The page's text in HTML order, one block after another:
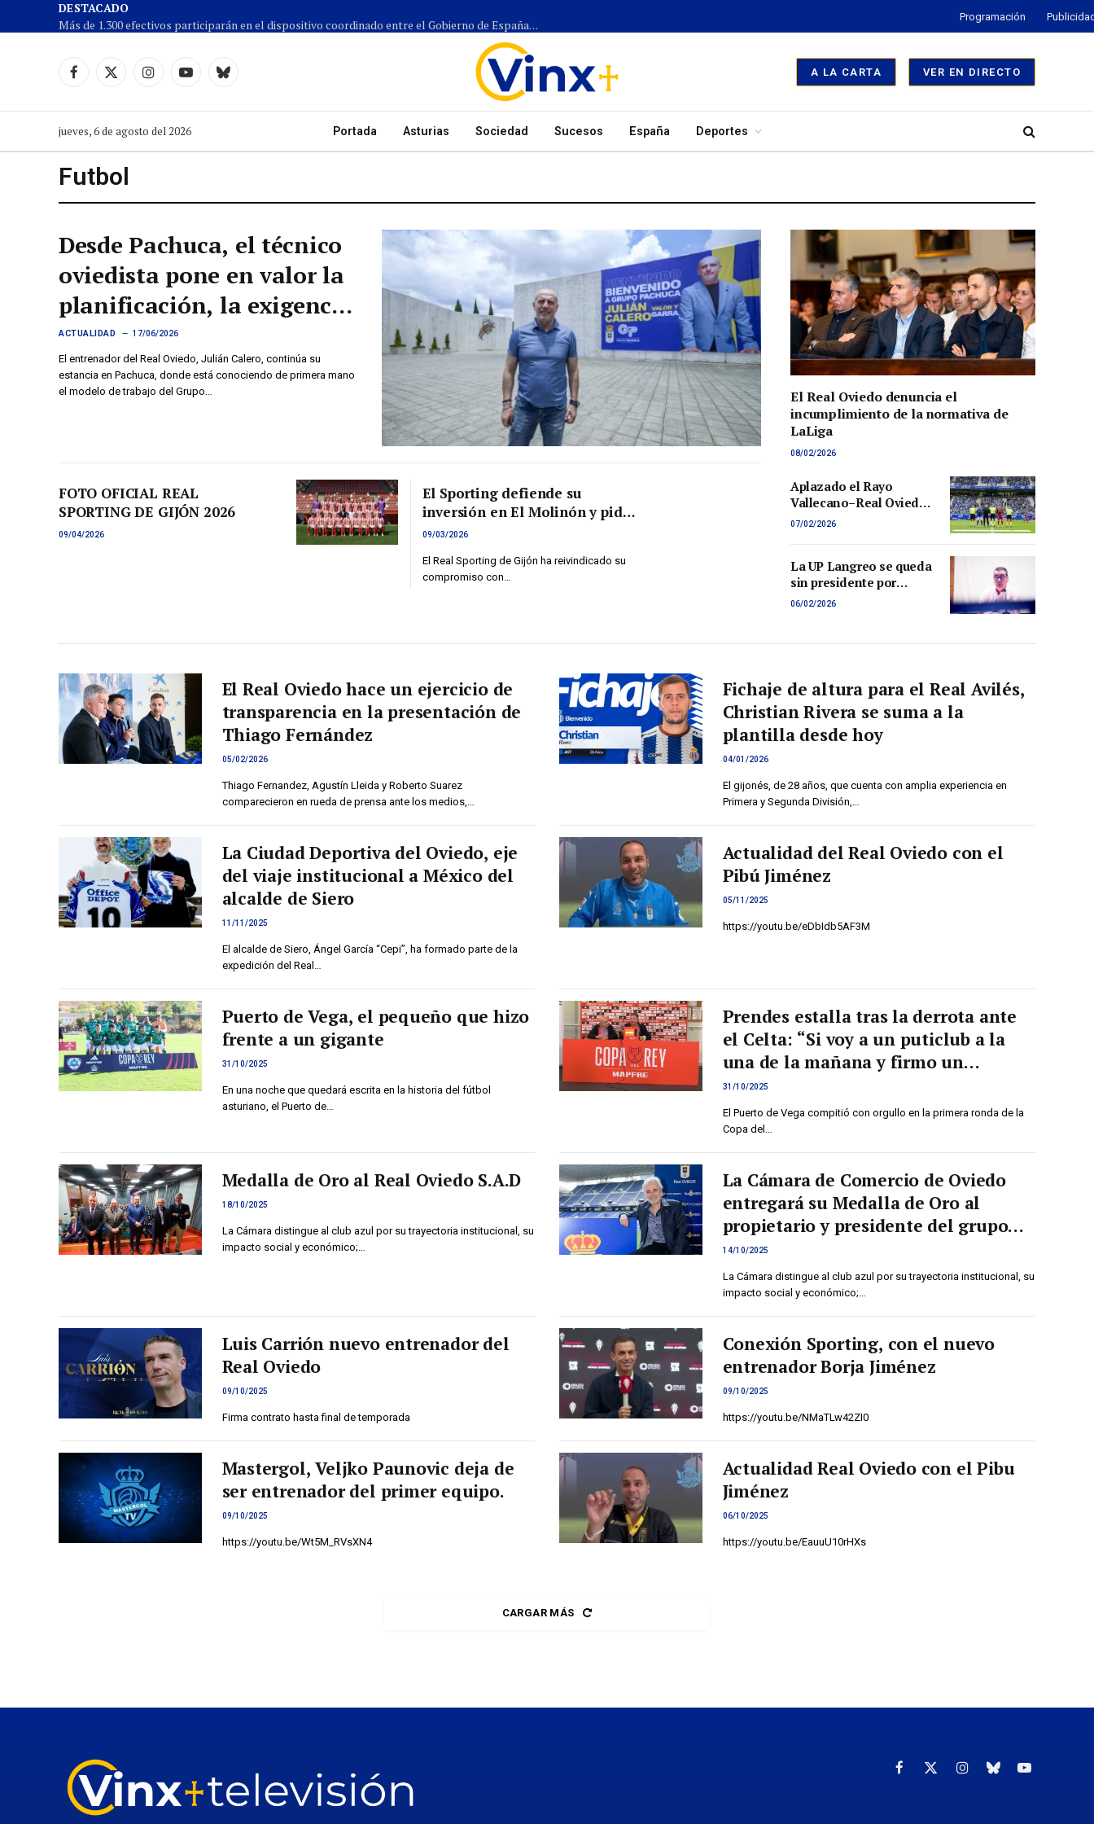
DESTACADO
Más de 1.300 efectivos participarán en el dispositivo coordinado entre el Gobierno de España, el Principado de Asturias y los ayuntamientos para el eclipse del 12 de agosto
Programación
Facebook
X
InstagramYouTubeCielo
A LA CARTA VER EN DIRECTO
jueves, 6 de agosto del 2026 Portada Asturias Sociedad Sucesos España Deportes
Futbol
Desde Pachuca, el técnico
oviedista pone en valor la
planificación, la exigencia
y el sentimiento de
pertenencia como pilares
del nuevo proyecto azul
ACTUALIDAD 17/06/2026
El entrenador del Real Oviedo, Julián Calero, continúa su
estancia en Pachuca, donde está conociendo de primera mano
el modelo de trabajo del Grupo…
FOTO OFICIAL REAL
SPORTING DE GIJÓN 2026
09/04/2026
El Sporting defiende su
inversión en El Molinón y pide
una visión conjunta para el
09/03/2026
El Real Sporting de Gijón ha reivindicado su
compromiso con…
El Real Oviedo denuncia el
incumplimiento de la normativa de
LaLiga
08/02/2026
Aplazado el Rayo
Vallecano–Real Oviedo
por el mal estado del
07/02/2026
La UP Langreo se queda
sin presidente por
motivos de salud
06/02/2026
El Real Oviedo hace un ejercicio de
transparencia en la presentación de
Thiago Fernández
05/02/2026
Thiago Fernandez, Agustín Lleida y Roberto Suarez
comparecieron en rueda de prensa ante los medios,…
Fichaje de altura para el Real Avilés,
Christian Rivera se suma a la
plantilla desde hoy
04/01/2026
El gijonés, de 28 años, que cuenta con amplia experiencia en
Primera y Segunda División,…
La Ciudad Deportiva del Oviedo, eje
del viaje institucional a México del
alcalde de Siero
11/11/2025
El alcalde de Siero, Ángel García “Cepi”, ha formado parte de la
expedición del Real…
Actualidad del Real Oviedo con el
Pibú Jiménez
05/11/2025
https://youtu.be/eDbIdb5AF3M
Puerto de Vega, el pequeño que hizo
frente a un gigante
31/10/2025
En una noche que quedará escrita en la historia del fútbol
asturiano, el Puerto de…
Prendes estalla tras la derrota ante
el Celta: “Si voy a un puticlub a la
una de la mañana y firmo un
contrato, ahí sí tengo la
oportunidad”
31/10/2025
El Puerto de Vega compitió con orgullo en la primera ronda de la
Copa del…
Medalla de Oro al Real Oviedo S.A.D
18/10/2025
La Cámara distingue al club azul por su trayectoria institucional, su
impacto social y económico;…
La Cámara de Comercio de Oviedo
entregará su Medalla de Oro al
propietario y presidente del grupo
Pachuca, Jesús Martínez en
representación del Real Oviedo el
próximo viernes 17 de octubre
14/10/2025
La Cámara distingue al club azul por su trayectoria institucional, su
impacto social y económico;…
Luis Carrión nuevo entrenador del
Real Oviedo
09/10/2025
Firma contrato hasta final de temporada
Conexión Sporting, con el nuevo
entrenador Borja Jiménez
09/10/2025
https://youtu.be/NMaTLw42ZI0
Mastergol, Veljko Paunovic deja de
ser entrenador del primer equipo.
09/10/2025
https://youtu.be/Wt5M_RVsXN4
Actualidad Real Oviedo con el Pibu
Jiménez
06/10/2025
https://youtu.be/EauuU10rHXs
CARGAR MÁS
Facebook
X
Instagram
Cielo YouTube